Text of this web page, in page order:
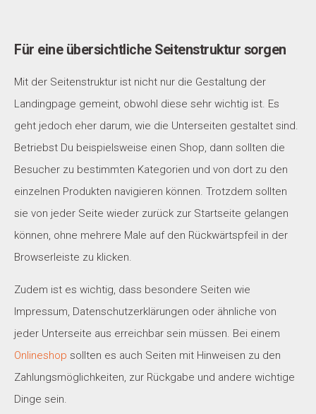
Für eine übersichtliche Seitenstruktur sorgen
Mit der Seitenstruktur ist nicht nur die Gestaltung der
Landingpage gemeint, obwohl diese sehr wichtig ist. Es
geht jedoch eher darum, wie die Unterseiten gestaltet sind.
Betriebst Du beispielsweise einen Shop, dann sollten die
Besucher zu bestimmten Kategorien und von dort zu den
einzelnen Produkten navigieren können. Trotzdem sollten
sie von jeder Seite wieder zurück zur Startseite gelangen
können, ohne mehrere Male auf den Rückwärtspfeil in der
Browserleiste zu klicken.
Zudem ist es wichtig, dass besondere Seiten wie
Impressum, Datenschutzerklärungen oder ähnliche von
jeder Unterseite aus erreichbar sein müssen. Bei einem
Onlineshop sollten es auch Seiten mit Hinweisen zu den
Zahlungsmöglichkeiten, zur Rückgabe und andere wichtige
Dinge sein.